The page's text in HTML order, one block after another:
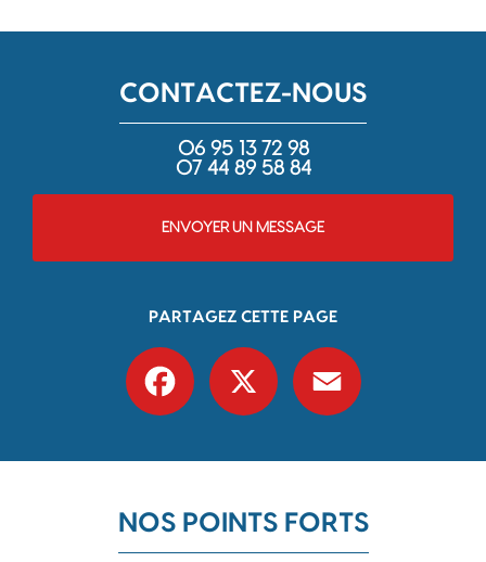
CONTACTEZ-NOUS
06 95 13 72 98
07 44 89 58 84
ENVOYER UN MESSAGE
PARTAGEZ CETTE PAGE
Facebook
NOS POINTS FORTS